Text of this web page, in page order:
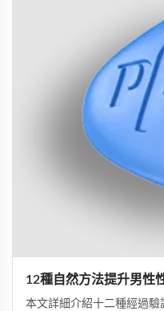
12種自然方法提升男性
本文詳細介紹十二種經過